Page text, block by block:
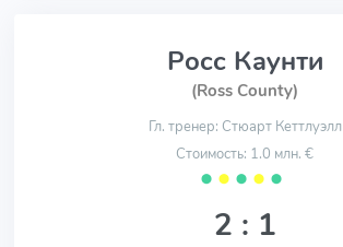
Росс Каунти
(Ross County)
Гл. тренер: Стюарт Кеттлуэлл
Стоимость: 1.0 млн. €
⬤ ⬤ ⬤ ⬤ ⬤
2 : 1